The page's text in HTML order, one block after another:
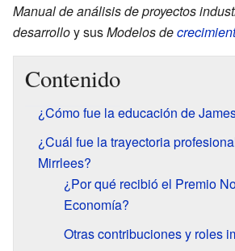
Manual de análisis de proyectos
desarrolloy susModelos de
Contenido
¿Cómo fue la educación de
¿Cuál fue la trayectoria
Mirrlees?
¿Por qué recibió el Premio
Economía?
Otras contribuciones y roles